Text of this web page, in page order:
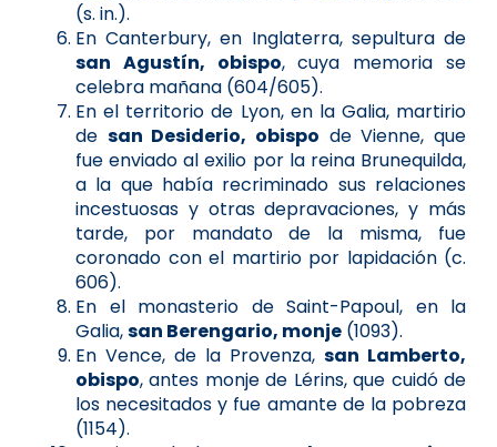
(s. in.).
En Canterbury, en Inglaterra, sepultura de
san Agustín, obispo, cuya memoria se
celebra mañana (604/605).
En el territorio de Lyon, en la Galia, martirio
de san Desiderio, obispo de Vienne, que
fue enviado al exilio por la reina Brunequilda,
a la que había recriminado sus relaciones
incestuosas y otras depravaciones, y más
tarde, por mandato de la misma, fue
coronado con el martirio por lapidación (c.
606).
En el monasterio de Saint-Papoul, en la
Galia,san Berengario, monje (1093).
En Vence, de la Provenza, san Lamberto,
obispo, antes monje de Lérins, que cuidó de
los necesitados y fue amante de la pobreza
(1154).